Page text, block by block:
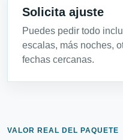
Solicita ajuste
Puedes pedir todo
escalas, más noches,
fechas cercanas.
VALOR REAL DEL PAQUETE